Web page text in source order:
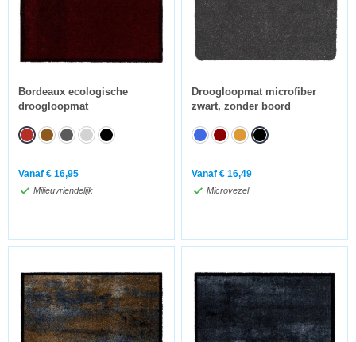
Bordeaux ecologische
droogloopmat
Vanaf € 16,95
Milieuvriendelijk
Droogloopmat microfiber
zwart, zonder boord
Vanaf € 16,49
Microvezel